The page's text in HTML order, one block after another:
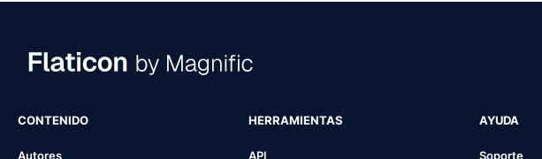
CONTENIDO
Autores
HERRAMIENTAS
API
AYUDA
Soporte